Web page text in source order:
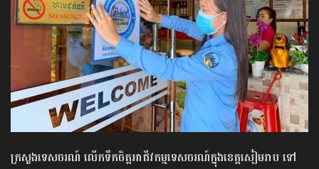
ក្រសួងទេសចរណ៍ លើកទឹកចិត្តអាជីវកម្មទេសចរណ៍ក្នុងខេត្តសៀមរាប ទៅ